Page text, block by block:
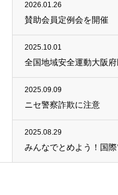
2026.01.26
賛助会員定例会を開催
2025.10.01
全国地域安全運動大阪
2025.09.09
ニセ警察詐欺に注意
2025.08.29
みんなでとめよう！国